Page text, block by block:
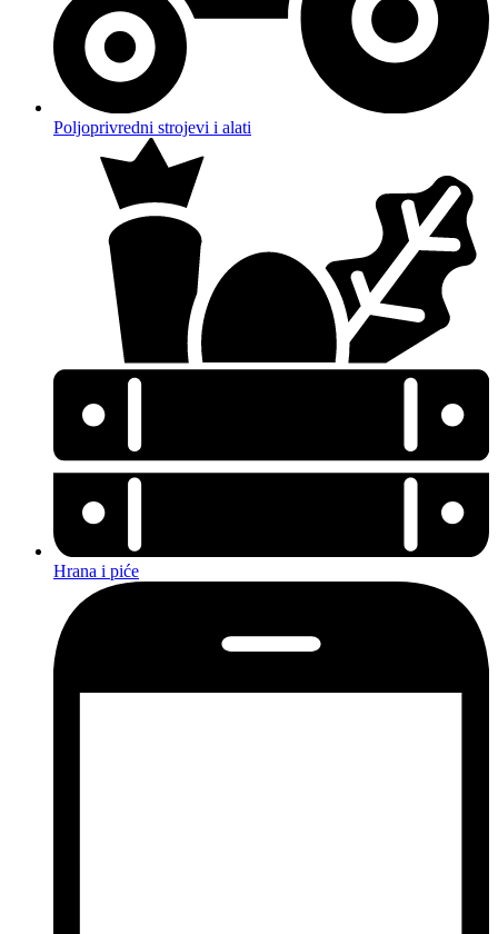
Poljoprivredni strojevi i alati
Hrana i piće